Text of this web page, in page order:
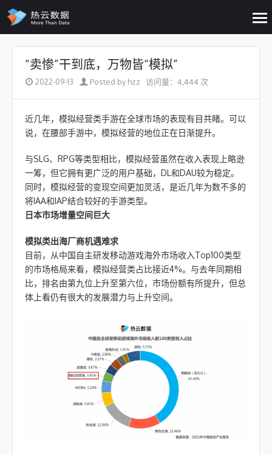
Skip to content
“卖惨”干到底，万物皆“模拟”
2022-09-13 Posted by hzz 访问量：4,444 次
近几年，模拟经营类手游在全球市场的表现有目共睹。可以
说，在腰部手游中，模拟经营的地位正在日渐提升。
与SLG、RPG等类型相比，模拟经营虽然在收入表现上略逊
一筹，但它拥有更广泛的用户基础，DL和DAU较为稳定。
同时，模拟经营的变现空间更加灵活，是近几年为数不多的
将IAA和IAP结合较好的手游类型。
日本市场增量空间巨大
模拟类出海厂商机遇难求
目前，从中国自主研发移动游戏海外市场收入Top100类型
的市场格局来看，模拟经营类占比接近4%。与去年同期相
比，排名由第九位上升至第六位，市场份额有所提升，但总
体上看仍有很大的发展潜力与上升空间。